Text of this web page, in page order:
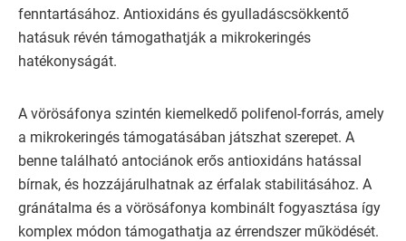
fenntartásához. Antioxidáns és gyulladáscsökkentő
hatásuk révén támogathatják a mikrokeringés
hatékonyságát.
A vörösáfonya szintén kiemelkedő polifenol-forrás, amely
a mikrokeringés támogatásában játszhat szerepet. A
benne található antociánok erős antioxidáns hatással
bírnak, és hozzájárulhatnak az érfalak stabilitásához. A
gránátalma és a vörösáfonya kombinált fogyasztása így
komplex módon támogathatja az érrendszer működését.